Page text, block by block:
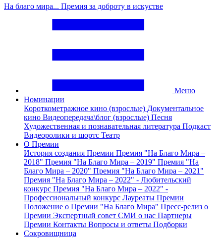
На благо мира... Премия за доброту в искустве
Меню
Номинации
Короткометражное кино (взрослые) Документальное
кино Видеопередача\блог (взрослые) Песня
Художественная и познавательная литература Подкаст
Видеоролики и шортс Театр
О Премии
История создания Премии Премия "На Благо Мира –
2018" Премия "На Благо Мира – 2019" Премия "На
Благо Мира – 2020" Премия "На Благо Мира – 2021"
Премия "На Благо Мира – 2022" - Любительский
конкурс Премия "На Благо Мира – 2022" -
Профессиональный конкурс Лауреаты Премии
Положение о Премии "На Благо Мира" Пресс-релиз о
Премии Экспертный совет СМИ о нас Партнеры
Премии Контакты Вопросы и ответы Подборки
Сокровищница